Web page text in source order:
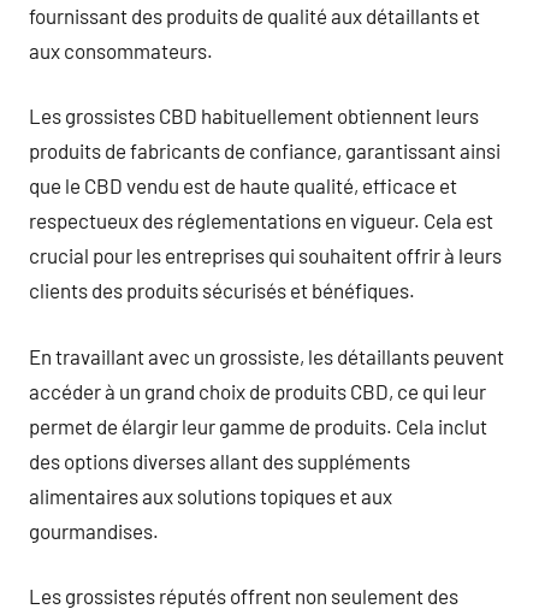
fournissant des produits de qualité aux détaillants et
aux consommateurs.
Les grossistes CBD habituellement obtiennent leurs
produits de fabricants de confiance, garantissant ainsi
que le CBD vendu est de haute qualité, efficace et
respectueux des réglementations en vigueur. Cela est
crucial pour les entreprises qui souhaitent offrir à leurs
clients des produits sécurisés et bénéfiques.
En travaillant avec un grossiste, les détaillants peuvent
accéder à un grand choix de produits CBD, ce qui leur
permet de élargir leur gamme de produits. Cela inclut
des options diverses allant des suppléments
alimentaires aux solutions topiques et aux
gourmandises.
Les grossistes réputés offrent non seulement des